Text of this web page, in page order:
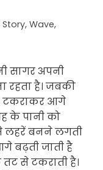
Story, Wave,
सागर अपनी
रहता है। जबकी
टकराकर आगे
के पानी को
लहरें बनने लगती
बढ़ती जाती है
से टकराती है।